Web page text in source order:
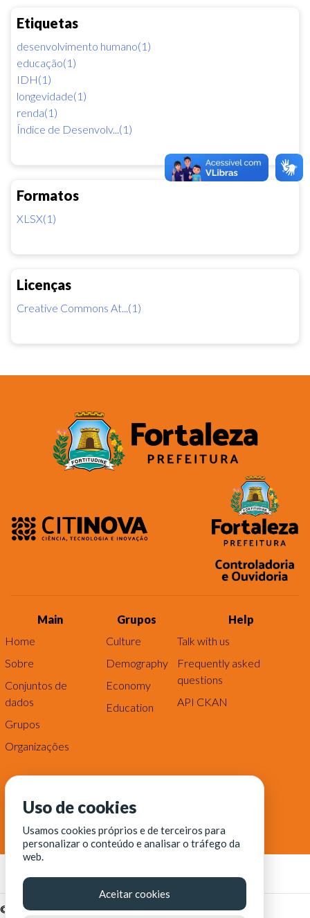
Etiquetas
desenvolvimento humano(1)
educação(1)
IDH(1)
longevidade(1)
renda(1)
Índice de Desenvolv...(1)
Formatos
XLSX(1)
Licenças
Creative Commons At...(1)
Main
Home
Sobre
Conjuntos de
dados
Grupos
Organizações
Grupos
Culture
Demography
Economy
Education
Help
Talk with us
Frequently asked
questions
API CKAN
© Fortaleza Digital || CITINOVA - Fundação de Ciência,
Uso de cookies
Usamos cookies próprios e de terceiros para
personalizar o conteúdo e analisar o tráfego da
web.
Aceitar cookies